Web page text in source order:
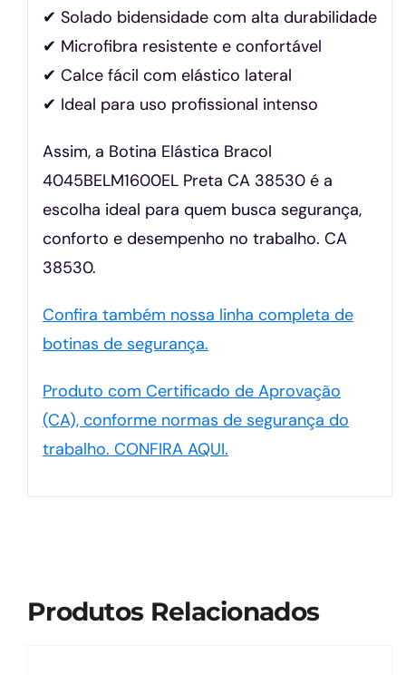
✔ Solado bidensidade com alta durabilidade
✔ Microfibra resistente e confortável
✔ Calce fácil com elástico lateral
✔ Ideal para uso profissional intenso
Assim, a Botina Elástica Bracol
4045BELM1600EL Preta CA 38530 é a
escolha ideal para quem busca segurança,
conforto e desempenho no trabalho. CA
38530.
Confira também nossa linha completa de
botinas de segurança.
Produto com Certificado de Aprovação
(CA), conforme normas de segurança do
trabalho. CONFIRA AQUI.
Produtos Relacionados